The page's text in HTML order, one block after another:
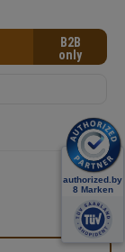
B2B